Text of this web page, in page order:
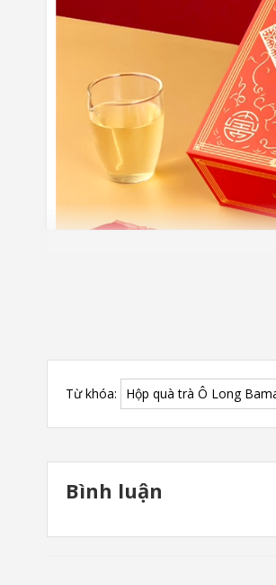
Thiết Quan Âm – Ô Long
????Đại Hồng Bào – Rock Tea
Từ khóa: Hộp quà trà Ô Long
Bình luận